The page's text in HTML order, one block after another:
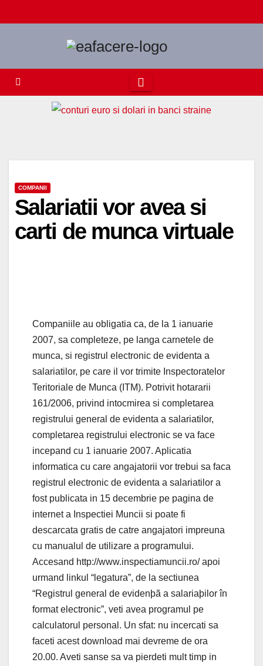
to
COMPANII
Salariatii vor avea si
carti de munca virtuale
Companiile au obligatia ca, de la 1 ianuarie
2007, sa completeze, pe langa carnetele de
munca, si registrul electronic de evidenta a
salariatilor, pe care il vor trimite Inspectoratelor
Teritoriale de Munca (ITM). Potrivit hotararii
161/2006, privind intocmirea si completarea
registrului general de evidenta a salariatilor,
completarea registrului electronic se va face
incepand cu 1 ianuarie 2007. Aplicatia
informatica cu care angajatorii vor trebui sa faca
registrul electronic de evidenta a salariatilor a
fost publicata in 15 decembrie pe pagina de
internet a Inspectiei Muncii si poate fi
descarcata gratis de catre angajatori impreuna
cu manualul de utilizare a programului.
Accesand http://www.inspectiamuncii.ro/ apoi
urmand linkul “legatura”, de la sectiunea
“Registrul general de evidenþã a salariaþilor în
format electronic”, veti avea programul pe
calculatorul personal. Un sfat: nu incercati sa
faceti acest download mai devreme de ora
20.00. Aveti sanse sa va pierdeti mult timp in